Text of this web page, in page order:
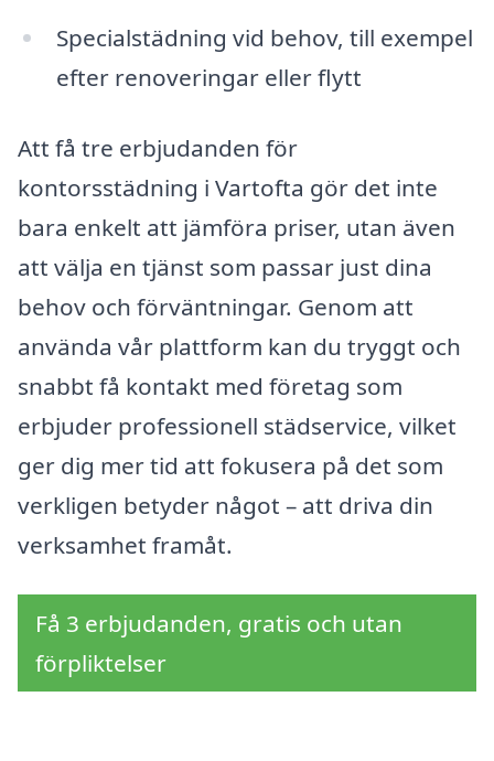
Specialstädning vid behov, till exempel
efter renoveringar eller flytt
Att få tre erbjudanden för
kontorsstädning i Vartofta gör det inte
bara enkelt att jämföra priser, utan även
att välja en tjänst som passar just dina
behov och förväntningar. Genom att
använda vår plattform kan du tryggt och
snabbt få kontakt med företag som
erbjuder professionell städservice, vilket
ger dig mer tid att fokusera på det som
verkligen betyder något – att driva din
verksamhet framåt.
Få 3 erbjudanden, gratis och utan
förpliktelser